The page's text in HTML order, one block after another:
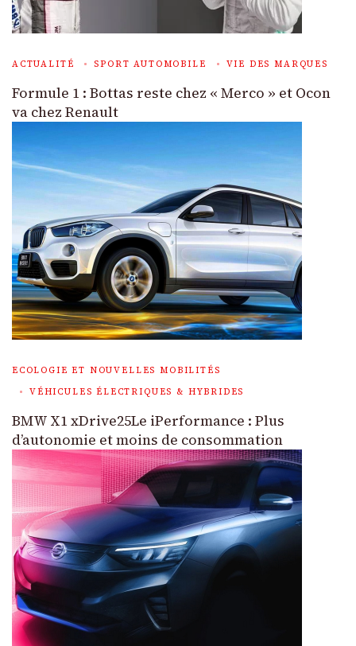
ACTUALITÉ SPORT AUTOMOBILE VIE DES MARQUES
Formule 1 : Bottas reste chez « Merco » et Ocon
va chez Renault
ECOLOGIE ET NOUVELLES MOBILITÉS
VÉHICULES ÉLECTRIQUES & HYBRIDES
BMW X1 xDrive25Le iPerformance : Plus
d’autonomie et moins de consommation